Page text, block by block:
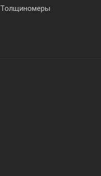
Толщиномеры